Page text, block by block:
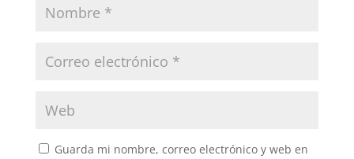
Guarda mi nombre, correo electrónico y web en